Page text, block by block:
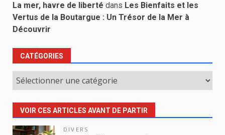
La mer, havre de liberté dans Les Bienfaits et les
Vertus de la Boutargue : Un Trésor de la Mer à
Découvrir
CATÉGORIES
Catégories
VOIR CES ARTICLES AVANT DE PARTIR
DIVERS